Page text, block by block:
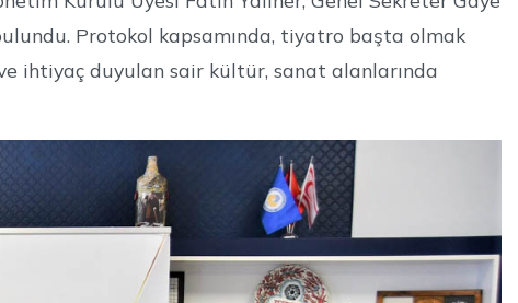
Protokol kapsamında, tiyatro başta olmak
ihtiyaç duyulan sair kültür, sanat alanlarında